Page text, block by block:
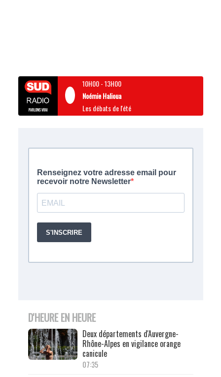
10H00-13H00
Noémie Halioua
Les débats de l'été
D'HEURE EN HEURE
Deux départements d'Auvergne-
Rhône-Alpes en vigilance orange
canicule
07:35